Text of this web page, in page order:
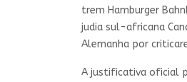
trem Hamburger
judia sul-africana
Alemanha por
A justificativa oficial